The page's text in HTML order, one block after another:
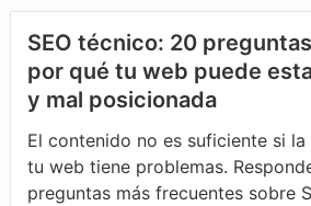
SEO técnico: 20
por qué tu web puede
y mal posicionada
El contenido no es suficiente si
tu web tiene problemas.
preguntas más frecuentes sobre